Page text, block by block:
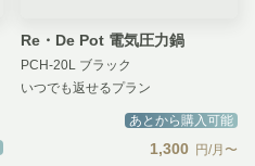
Re・De Pot 電気圧力鍋
PCH-20L ブラック
いつでも返せるプラン
あとから購入可能
1,300 円/月〜